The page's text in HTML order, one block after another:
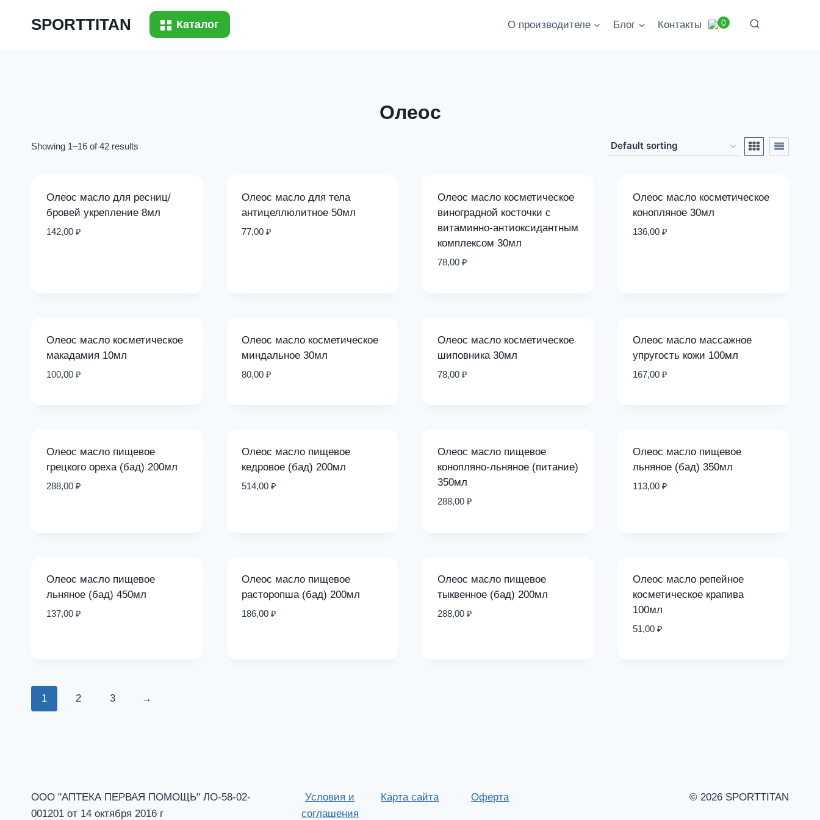
SPORTTITAN Каталог О производителе Блог Контакты 0
Олеос
Showing 1–16 of 42 results
Олеос масло для ресниц/
бровей укрепление 8мл
142,00 ₽
Олеос масло для тела
антицеллюлитное 50мл
77,00 ₽
Олеос масло косметическое
виноградной косточки с
витаминно-антиоксидантным
комплексом 30мл
78,00 ₽
Олеос масло косметическое
конопляное 30мл
136,00 ₽
Олеос масло косметическое
макадамия 10мл
100,00 ₽
Олеос масло косметическое
миндальное 30мл
80,00 ₽
Олеос масло косметическое
шиповника 30мл
78,00 ₽
Олеос масло массажное
упругость кожи 100мл
167,00 ₽
Олеос масло пищевое
грецкого ореха (бад) 200мл
288,00 ₽
Олеос масло пищевое
кедровое (бад) 200мл
514,00 ₽
Олеос масло пищевое
конопляно-льняное (питание)
350мл
288,00 ₽
Олеос масло пищевое
льняное (бад) 350мл
113,00 ₽
Олеос масло пищевое
льняное (бад) 450мл
137,00 ₽
Олеос масло пищевое
расторопша (бад) 200мл
186,00 ₽
Олеос масло пищевое
тыквенное (бад) 200мл
288,00 ₽
Олеос масло репейное
косметическое крапива
100мл
51,00 ₽
1 2 3 →
ООО "АПТЕКА ПЕРВАЯ ПОМОЩЬ" ЛО-58-02-
001201 от 14 октября 2016 г
Условия и
соглашения
Карта сайта Оферта © 2026 SPORTTITAN